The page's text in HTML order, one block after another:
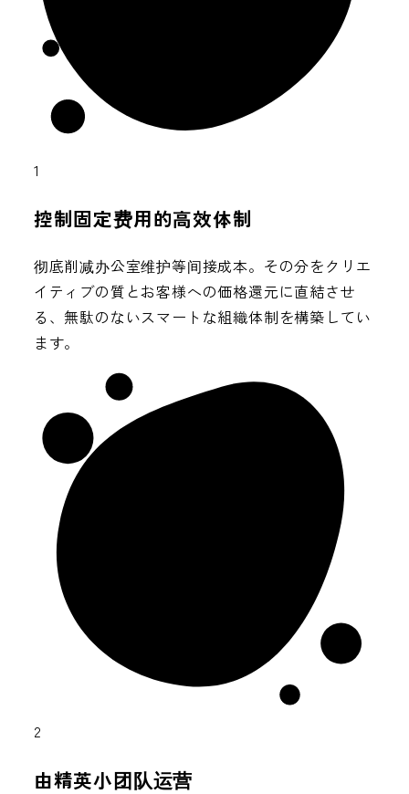
1
控制固定费用的高效体制
彻底削减办公室维护等间接成本。その分をクリエ
イティブの質とお客様への価格還元に直結させ
る、無駄のないスマートな組織体制を構築してい
ます。
2
由精英小团队运营